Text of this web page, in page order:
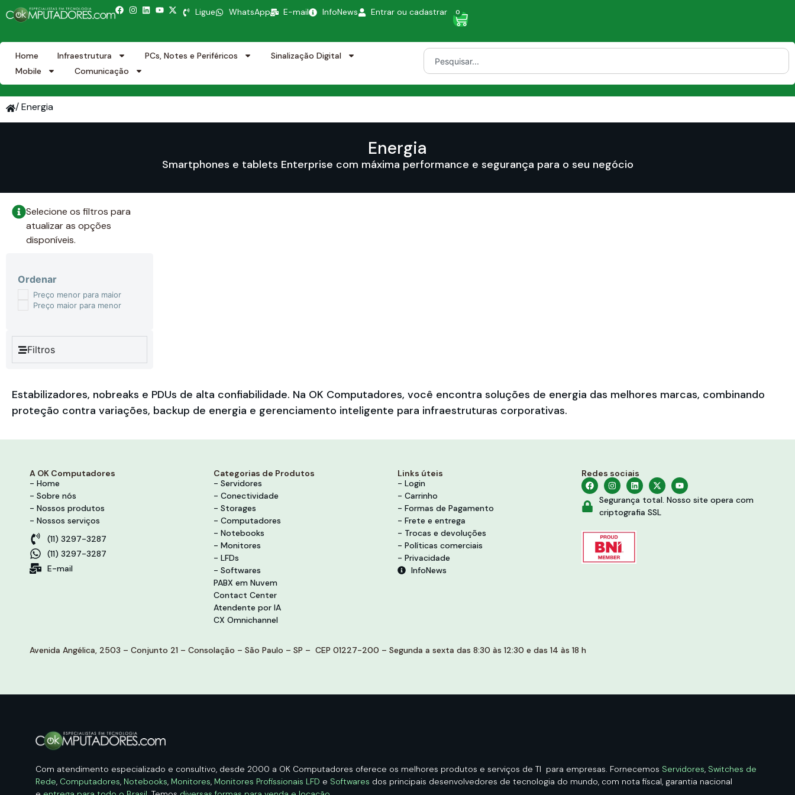
Ligue WhatsApp E-mail InfoNews Entrar ou cadastrar 0
Home Infraestrutura PCs, Notes e Periféricos
Sinalização Digital
Mobile
Comunicação
/ Energia
Energia
Smartphones e tablets Enterprise com máxima performance e segurança para o seu negócio
Selecione os filtros para
atualizar as opções
disponíveis.
Ordenar
Preço menor para maior
Preço maior para menor
Filtros
Estabilizadores, nobreaks e PDUs de alta confiabilidade. Na OK Computadores, você encontra soluções de energia das melhores marcas, combinando
proteção contra variações, backup de energia e gerenciamento inteligente para infraestruturas corporativas.
A OK Computadores
- Home
- Sobre nós
- Nossos produtos
- Nossos serviços
(11) 3297-3287
(11) 3297-3287
E-mail
Categorias de Produtos
- Servidores
- Conectividade
- Storages
- Computadores
- Notebooks
- Monitores
- LFDs
- Softwares
PABX em Nuvem
Contact Center
Atendente por IA
CX Omnichannel
Links úteis
- Login
- Carrinho
- Formas de Pagamento
- Frete e entrega
- Trocas e devoluções
- Políticas comerciais
- Privacidade
InfoNews
Redes sociais
Segurança total. Nosso site opera com
criptografia SSL
Avenida Angélica, 2503 – Conjunto 21 – Consolação – São Paulo – SP – CEP 01227-200 – Segunda a sexta das 8:30 às 12:30 e das 14 às 18 h
Com atendimento especializado e consultivo, desde 2000 a OK Computadores oferece os melhores produtos e serviços de TI para empresas. Fornecemos Servidores, Switches de
Rede, Computadores, Notebooks, Monitores, Monitores Profissionais LFD e Softwares dos principais desenvolvedores de tecnologia do mundo, com nota fiscal, garantia nacional